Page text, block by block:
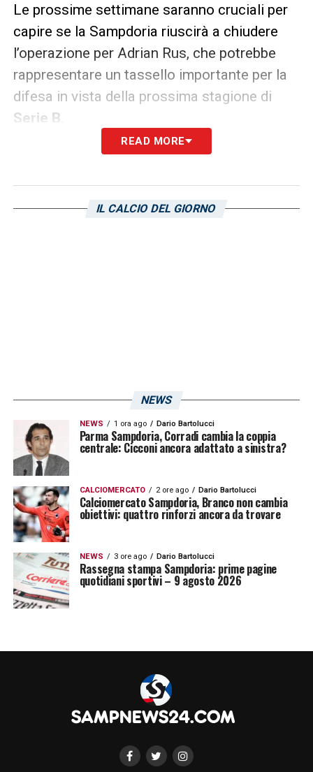
Le prossime settimane saranno cruciali per
capire se la Sampdoria riuscirà a chiudere
l’operazione per Adrian Rus, che potrebbe
rappresentare un tassello importante per la
difesa in vista della prossima stagione di
Serie B
READ MORE
IL CALCIO DEL GIORNO
NEWS
NEWS 1 ora ago Dario Bartolucci
Parma Sampdoria, Corradi cambia la coppia
centrale: Cicconi ancora adattato a sinistra?
CALCIOMERCATO 2 ore ago Dario Bartolucci
Calciomercato Sampdoria, Branco non cambia
obiettivi: quattro rinforzi ancora da trovare
NEWS 3 ore ago Dario Bartolucci
Rassegna stampa Sampdoria: prime pagine
quotidiani sportivi – 9 agosto 2026